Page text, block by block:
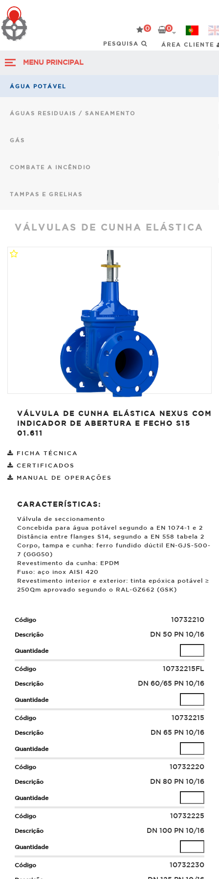
0 0
ÁREA CLIENTE
MENU PRINCIPAL
ÁGUA POTÁVEL
ÁGUAS RESIDUAIS / SANEAMENTO
GÁS
COMBATE A INCÊNDIO
TAMPAS E GRELHAS
VÁLVULAS DE CUNHA ELÁSTICA
VÁLVULA DE CUNHA ELÁSTICA NEXUS COM
INDICADOR DE ABERTURA E FECHO S15
01.611
FICHA TÉCNICA
CERTIFICADOS
MANUAL DE OPERAÇÕES
CARACTERÍSTICAS:
Válvula de seccionamento
Concebida para água potável segundo a EN 1074-1 e 2
Distância entre flanges S14, segundo a EN 558 tabela 2
Corpo, tampa e cunha: ferro fundido dúctil EN-GJS-500-
7 (GGG50)
Revestimento da cunha: EPDM
Fuso: aço inox AISI 420
Revestimento interior e exterior: tinta epóxica potável ≥
250µm aprovado segundo o RAL-GZ662 (GSK)
10732210
DN 50 PN 10/16
10732215FL
DN 60/65 PN 10/16
10732215
DN 65 PN 10/16
10732220
DN 80 PN 10/16
10732225
DN 100 PN 10/16
10732230